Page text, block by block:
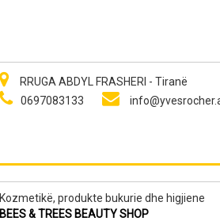
RRUGA ABDYL FRASHERI - Tiranë
0697083133
Kozmetikë, produkte bukurie dhe higjiene
BEES & TREES BEAUTY SHOP